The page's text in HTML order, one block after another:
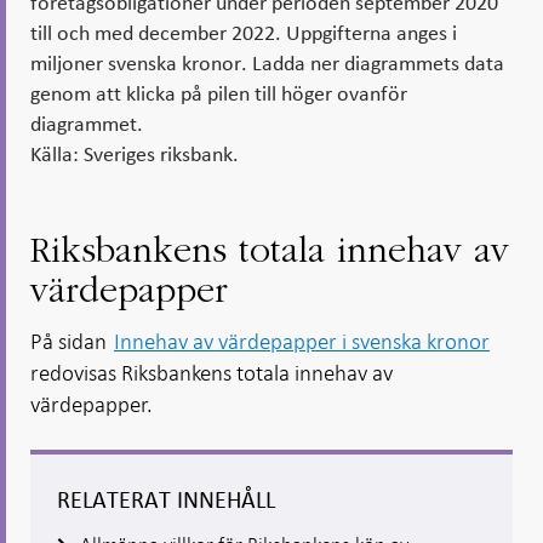
till och med december 2022. Uppgifterna anges i
miljoner svenska kronor. Ladda ner diagrammets data
genom att klicka på pilen till höger ovanför
diagrammet.
Källa: Sveriges riksbank.
Riksbankens totala innehav av
värdepapper
På sidan Innehav av värdepapper i svenska kronor
redovisas Riksbankens totala innehav av
värdepapper.
RELATERAT INNEHÅLL